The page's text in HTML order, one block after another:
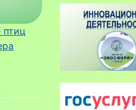
птиц